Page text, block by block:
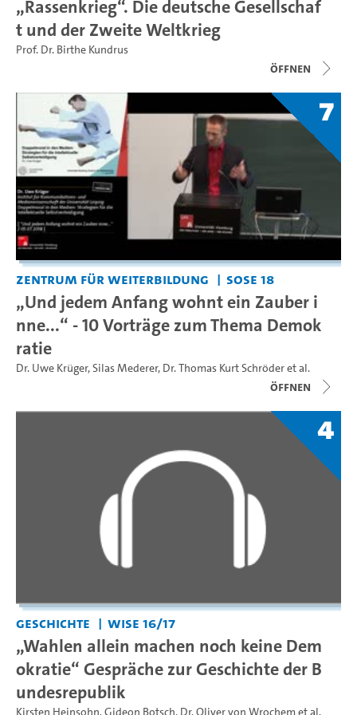
„Rassenkrieg“. Die deutsche Gesellschaf
t und der Zweite Weltkrieg
Prof. Dr. Birthe Kundrus
Öffnen
7
Zentrum für Weiterbildung SoSe 18
„Und jedem Anfang wohnt ein Zauber i
nne...“ - 10 Vorträge zum Thema Demok
ratie
Dr. Uwe Krüger,Silas Mederer, Dr. Thomas Kurt Schröderet al.
Öffnen
4
Geschichte WiSe 16/17
„Wahlen allein machen noch keine Dem
okratie“ Gespräche zur Geschichte der B
undesrepublik